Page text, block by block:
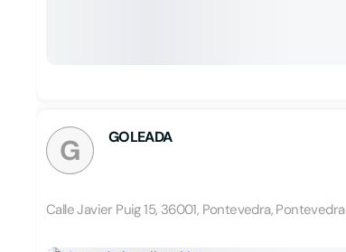
G GOLEADA
Calle Javier Puig 15, 36001, Pontevedra, Pontevedra